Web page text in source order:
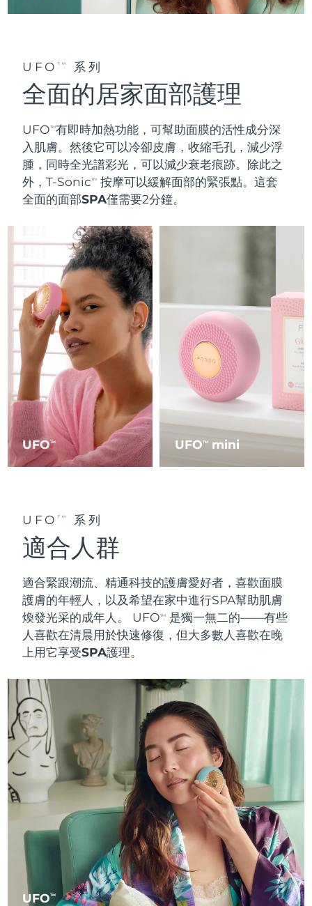
UFO TM 系列
全面的居家面部護理
UFOTM有即時加熱功能，可幫助面膜的活性成分深
入肌膚。然後它可以冷卻皮膚 ，收縮毛孔，減少浮
腫，同時全光譜彩光，可以減少衰老痕跡。除此之
外，T-SonicTM
按摩可以緩解面部的緊張點。這套
全面的面部SPA僅需要2分鐘。
UFOTM UFOTM mini
UFO TM 系列
適合人群
適合緊跟潮流、精通科技的護膚愛好者 ，喜歡面膜
護膚的年輕人，以及希望在家中進行SPA幫助肌膚
煥發光采的成年人。 UFOTM
是獨一無二的——有些
人喜歡在清晨用於快速修復 ，但大多數人喜歡在晚
上用它享受SPA護理。
UFOTM